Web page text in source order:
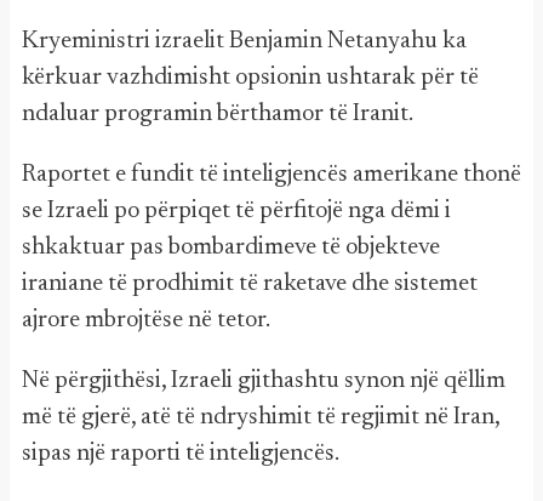
Kryeministri izraelit Benjamin Netanyahu ka
kërkuar vazhdimisht opsionin ushtarak për të
ndaluar programin bërthamor të Iranit.
Raportet e fundit të inteligjencës amerikane thonë
se Izraeli po përpiqet të përfitojë nga dëmi i
shkaktuar pas bombardimeve të objekteve
iraniane të prodhimit të raketave dhe sistemet
ajrore mbrojtëse në tetor.
Në përgjithësi, Izraeli gjithashtu synon një qëllim
më të gjerë, atë të ndryshimit të regjimit në Iran,
sipas një raporti të inteligjencës.